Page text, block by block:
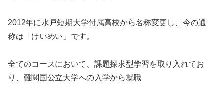
2012年に水戸短期大学付属高校から名称変更し、今の通
称は「けいめい」です。
全てのコースにおいて、課題探求型学習を取り入れてお
り、難関国公立大学への入学から就職